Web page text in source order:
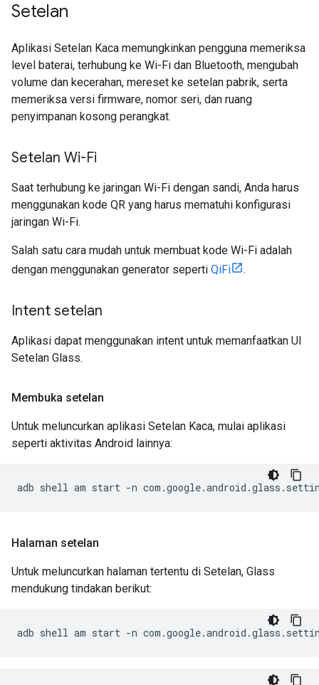
Setelan
Aplikasi Setelan Kaca memungkinkan pengguna memeriksa
level baterai, terhubung ke Wi-Fi dan Bluetooth, mengubah
volume dan kecerahan, mereset ke setelan pabrik, serta
memeriksa versi firmware, nomor seri, dan ruang
penyimpanan kosong perangkat.
Setelan Wi-Fi
Saat terhubung ke jaringan Wi-Fi dengan sandi, Anda harus
menggunakan kode QR yang harus mematuhi konfigurasi
jaringan Wi-Fi.
Salah satu cara mudah untuk membuat kode Wi-Fi adalah
dengan menggunakan generator seperti QiFi .
Intent setelan
Aplikasi dapat menggunakan intent untuk memanfaatkan UI
Setelan Glass.
Membuka setelan
Untuk meluncurkan aplikasi Setelan Kaca, mulai aplikasi
seperti aktivitas Android lainnya:
adb shell am start -n
Halaman setelan
Untuk meluncurkan halaman tertentu di Setelan, Glass
mendukung tindakan berikut:
adb shell am start -n